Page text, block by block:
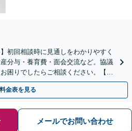
初回相談時に見通しをわかりやすく
分与・養育費・面会交流など。協議
困りでしたらご相談ください。【県
料金表を見る
メールでお問い合わせ